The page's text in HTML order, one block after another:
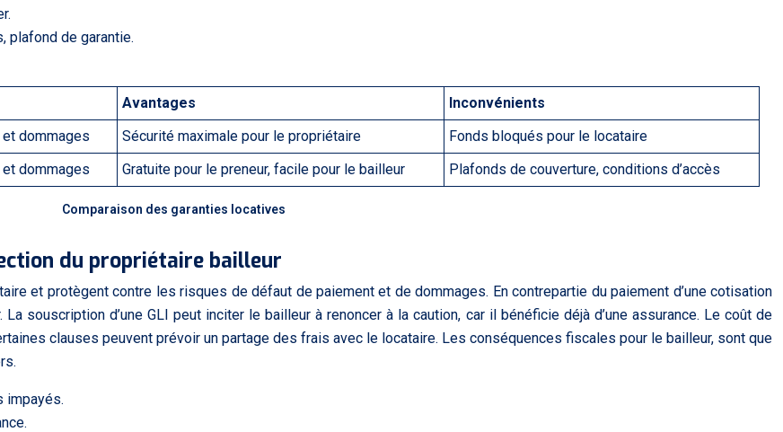
plafond de garantie.
Comparaison des garanties locatives
Avantages
Inconvénients
dommages Sécurité maximale pour le propriétaire
Fonds bloqués pour le locataire
dommages Gratuite pour le preneur, facile pour le bailleur Plafonds de couverture, conditions d’accès
du propriétaire bailleur
et protègent contre les risques de défaut de paiement et de dommages. En contrepartie du paiement d’une cotisation
souscription d’une GLI peut inciter le bailleur à renoncer à la caution, car il bénéficie déjà d’une assurance. Le coût de
clauses peuvent prévoir un partage des frais avec le locataire. Les conséquences fiscales pour le bailleur, sont que
impayés.